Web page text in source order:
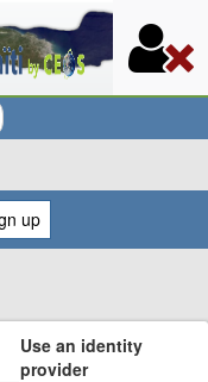
up
Use an identity
provider